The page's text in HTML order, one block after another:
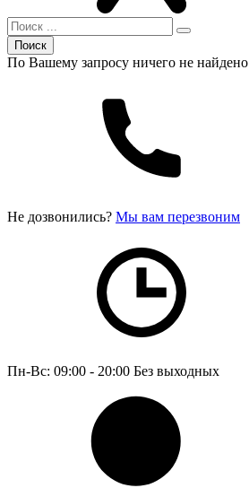
Поиск
По Вашему запросу ничего не найдено
Не дозвонились? Мы вам перезвоним
Пн-Вс: 09:00 - 20:00 Без выходных